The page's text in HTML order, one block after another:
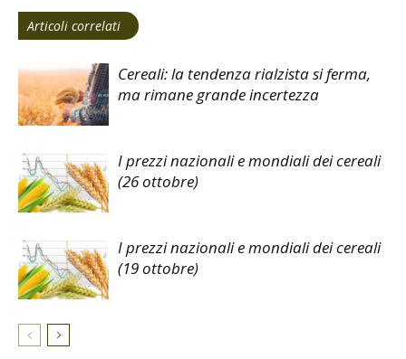
Articoli correlati
Cereali: la tendenza rialzista si ferma,
ma rimane grande incertezza
I prezzi nazionali e mondiali dei cereali
(26 ottobre)
I prezzi nazionali e mondiali dei cereali
(19 ottobre)